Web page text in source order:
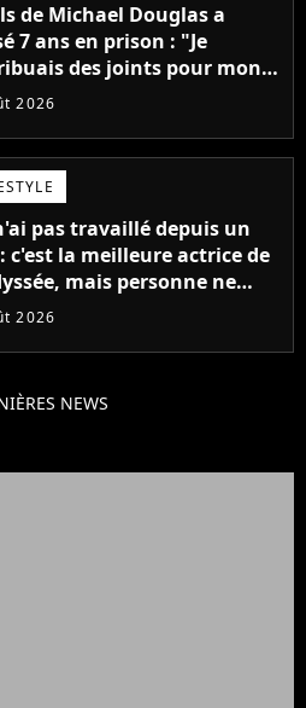
de Michael Douglas a
7 ans en prison : "Je
des joints pour mon
2026
pas travaillé depuis un
c'est la meilleure actrice de
mais personne ne
lui donner de rôle au
2026
NEWS